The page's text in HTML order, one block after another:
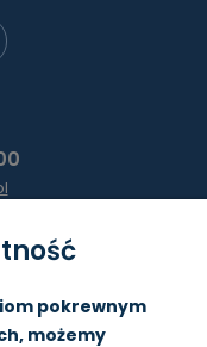
pokrewnym
możemy